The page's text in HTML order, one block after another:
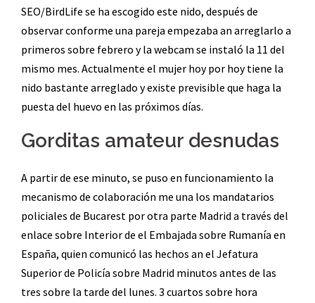
SEO/BirdLife se ha escogido este nido, después de
observar conforme una pareja empezaba an arreglarlo a
primeros sobre febrero y la webcam se instaló la 11 del
mismo mes. Actualmente el mujer hoy por hoy tiene la
nido bastante arreglado y existe previsible que haga la
puesta del huevo en las próximos días.
Gorditas amateur desnudas
A partir de ese minuto, se puso en funcionamiento la
mecanismo de colaboración me una los mandatarios
policiales de Bucarest por otra parte Madrid a través del
enlace sobre Interior de el Embajada sobre Rumanía en
España, quien comunicó las hechos an el Jefatura
Superior de Policía sobre Madrid minutos antes de las
tres sobre la tarde del lunes. 3 cuartos sobre hora